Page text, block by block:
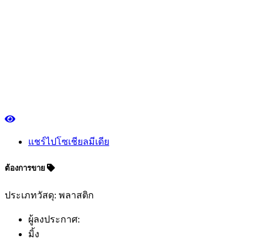
แชร์ไปโซเชียลมีเดีย
ต้องการขาย
ประเภทวัสดุ: พลาสติก
ผู้ลงประกาศ:
มิ้ง